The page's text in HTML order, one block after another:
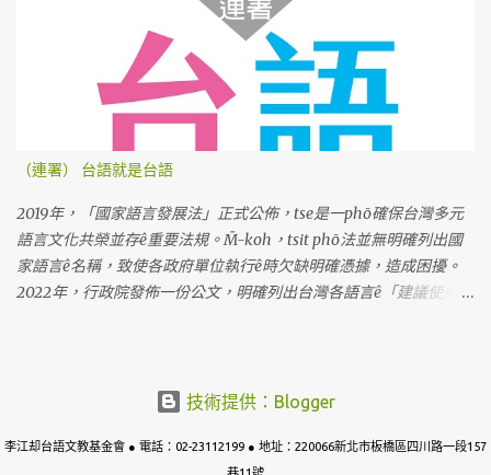
（連署） 台語就是台語
2019年，「國家語言發展法」正式公佈，tse是一phō確保台灣多元
語言文化共榮並存ê重要法規。M̄-koh，tsit phō法並無明確列出國
家語言ê名稱，致使各政府單位執行ê時欠缺明確憑據，造成困擾。
2022年，行政院發佈一份公文，明確列出台灣各語言ê「建議使用名
關成果，lóng無法度照tsit份公文kā「閩南語」正名做「台語」。 阮
度準確指稱台語；而且，tsit个名稱tī過去hōo政治勢力利用來壓制台
技術提供：Blogger
李江却台語文教基金會 ● 電話：02-23112199 ● 地址：220066新北市板橋區四川路一段157